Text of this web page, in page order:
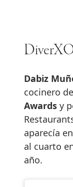
Dabiz
cocinero
Awards y
aparecía
al cuarto
año.